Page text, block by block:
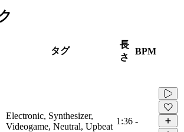
タグ
長
さ
BPM
Electronic, Synthesizer,
Videogame, Neutral, Upbeat
1:36 -